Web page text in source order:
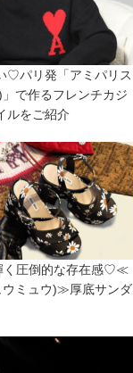
♡パリ発「アミパリス
で作るフレンチカジ
ルをご紹介
く圧倒的な存在感♡≪
ウミュウ)≫厚底サンダ